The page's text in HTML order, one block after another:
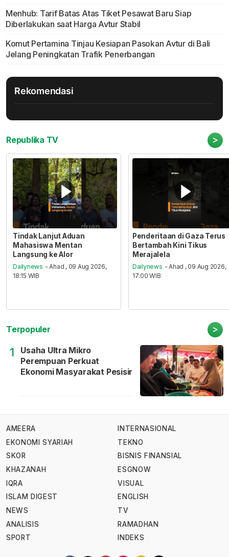
Menhub: Tarif Batas Atas Tiket Pesawat Baru Siap
Diberlakukan saat Harga Avtur Stabil
Komut Pertamina Tinjau Kesiapan Pasokan Avtur di Bali
Jelang Peningkatan Trafik Penerbangan
Rekomendasi
Republika TV >
Tindak Lanjut Aduan
Mahasiswa Mentan
Langsung ke Alor
Dailynews - Ahad , 09 Aug 2026,
18:15 WIB
Penderitaan di Gaza Terus
Bertambah Kini Tikus
Merajalela
Dailynews - Ahad , 09 Aug 2026,
17:00 WIB
Terpopuler >
1
Usaha Ultra Mikro
Perempuan Perkuat
Ekonomi Masyarakat Pesisir
AMEERA
EKONOMI SYARIAH
SKOR
KHAZANAH
IQRA
ISLAM DIGEST
NEWS
ANALISIS
SPORT
INTERNASIONAL
TEKNO
BISNIS FINANSIAL
ESGNOW
VISUAL
ENGLISH
TV
RAMADHAN
INDEKS